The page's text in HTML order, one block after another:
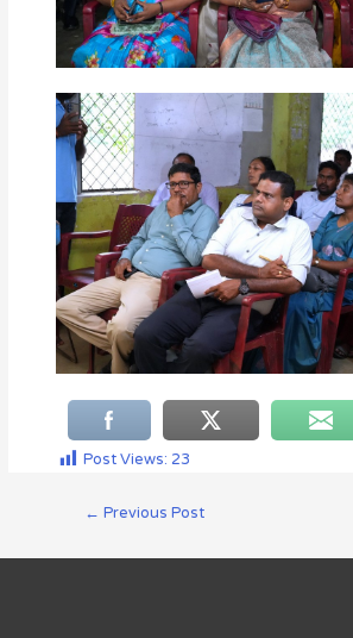
Post Views: 23
← Previous Post